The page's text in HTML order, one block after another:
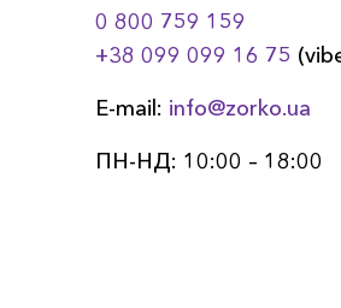
0 800 759 159
+38 099 099 16 75
E-mail: info@zorko.ua
ПН-НД: 10:00 – 18:00